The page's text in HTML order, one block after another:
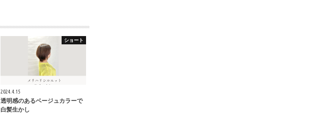
ショート
2024.4.15
透明感のあるベージュカラーで
白髪生かし